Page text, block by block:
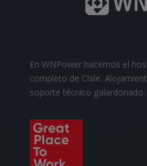
En WNPower hacemos el
completo de Chile.
soporte técnico galardonado.